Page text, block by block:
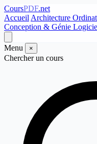
CoursPDF.net
Accueil Architecture
Conception & Génie
Menu ×
Chercher un cours